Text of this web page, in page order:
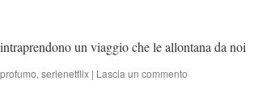
un viaggio che le allontana da noi
profumo, serienetflix | Lascia un commento